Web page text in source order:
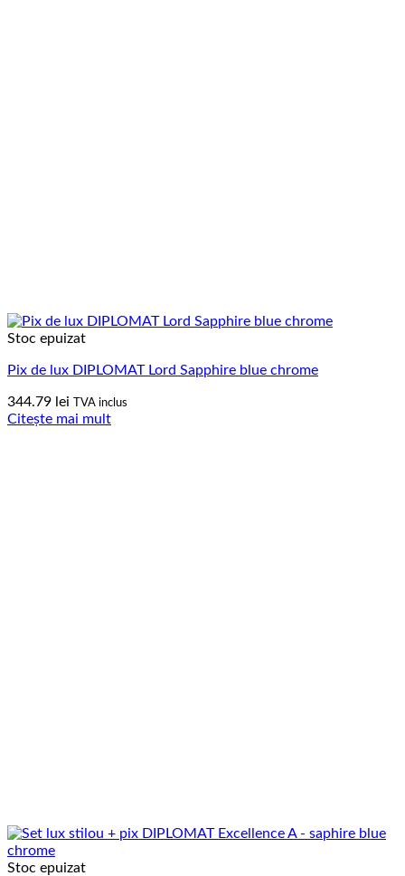
Stoc epuizat
Pix de lux DIPLOMAT Lord Sapphire blue chrome
344.79 lei TVA inclus
Citește mai mult
Stoc epuizat